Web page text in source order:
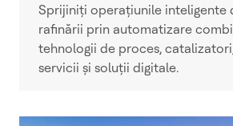
Sprijiniți operațiunile inteligente
rafinării prin automatizare
tehnologii de proces,
servicii și soluții digitale.